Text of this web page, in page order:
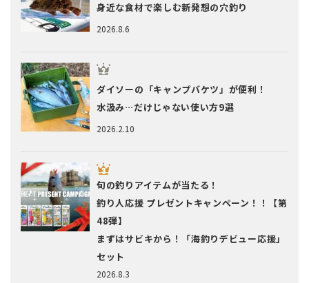
2026.8.6
身近な食材で楽しむ新発想の穴釣り
2026.2.10
ダイソーの「キャンプバケツ」が便利！
水汲み…だけじゃない使い方9選
2026.8.3
旬の釣りアイテムが当たる！
釣り人応援 プレゼントキャンペーン！！【第
48弾】
まずはサビキから！「海釣りデビュー応援」
セット